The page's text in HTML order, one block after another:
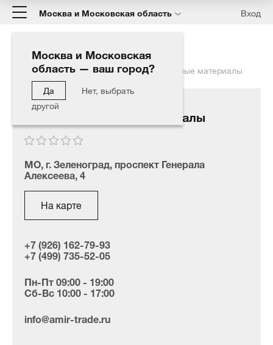
Москва и Московская область
Москва и Московская
область — ваш город?
Да
Нет, выбрать
другой
Вход
Главная Наши дилеры АМИР | расходные материалы
АМИР | расходные материалы
МО, г. Зеленоград, проспект Генерала
Алексеева, 4
На карте
+7 (926) 162-79-93
+7 (499) 735-52-05
Пн-Пт 09:00 - 19:00
Сб-Вс 10:00 - 17:00
info@amir-trade.ru